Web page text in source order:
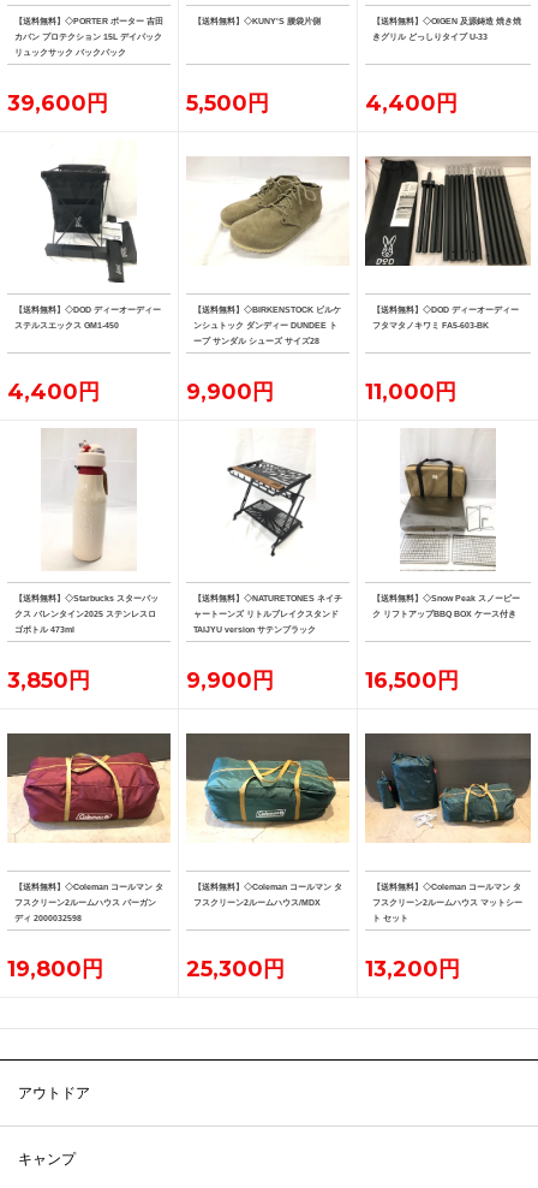
【送料無料】◇PORTER ポーター 吉田
カバン プロテクション 15L デイパック
リュックサック バックパック
39,600円
【送料無料】◇KUNY'S 腰袋片側
5,500円
【送料無料】◇OIGEN 及源鋳造 焼き焼
きグリル どっしりタイプ U-33
4,400円
【送料無料】◇DOD ディーオーディー
ステルスエックス GM1-450
4,400円
【送料無料】◇BIRKENSTOCK ビルケ
ンシュトック ダンディー DUNDEE ト
ープ サンダル シューズ サイズ28
9,900円
【送料無料】◇DOD ディーオーディー
フタマタノキワミ FA5-603-BK
11,000円
【送料無料】◇Starbucks スターバッ
クス バレンタイン2025 ステンレスロ
ゴボトル 473ml
3,850円
【送料無料】◇NATURETONES ネイチ
ャートーンズ リトルブレイクスタンド
TAIJYU version サテンブラック
9,900円
【送料無料】◇Snow Peak スノーピー
ク リフトアップBBQ BOX ケース付き
16,500円
【送料無料】◇Coleman コールマン タ
フスクリーン2ルームハウス バーガン
ディ 2000032598
19,800円
【送料無料】◇Coleman コールマン タ
フスクリーン2ルームハウス/MDX
25,300円
【送料無料】◇Coleman コールマン タ
フスクリーン2ルームハウス マットシー
ト セット
13,200円
アウトドア
キャンプ